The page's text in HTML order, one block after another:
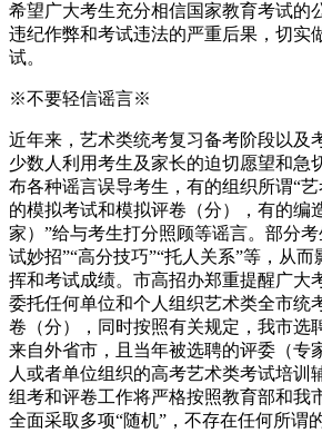
希望广大考生充分相信国家教育考试的
违纪作弊和考试违法的严重后果，切实
试。
※不要轻信谣言※
近年来，艺术类统考复习备考阶段以及
少数人利用考生及家长的迫切愿望和急
布各种谣言误导考生，有的组织所谓“
的模拟考试和模拟评卷（分），有的编
家）”给与考生打分照顾等谣言。部分
试妙招”“高分技巧”“托人关系”等，从
挥和考试成绩。市高招办郑重提醒广大
委托任何单位和个人组织艺术类全市统
卷（分），同时按照有关规定，我市选
来自外省市，且当年被选聘的评委（专
人或者单位组织的高考艺术类考试培训
组考和评卷工作将严格按照教育部和我
全面采取多项“随机”，不存在任何所谓